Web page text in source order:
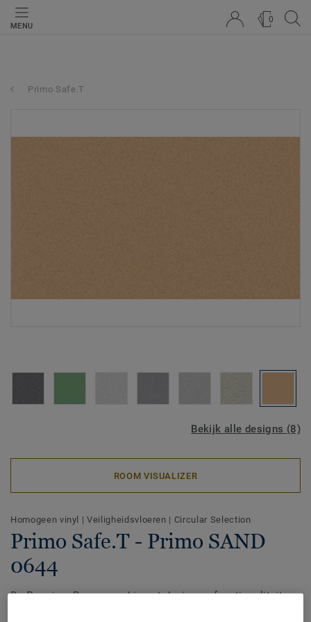
MENU
0
Primo Safe.T
Bekijk alle designs (8)
ROOM VISUALIZER
Homogeen vinyl |Veiligheidsvloeren | Circular Selection
Primo Safe.T - Primo SAND
0644
De Premium Range combineert design en functionaliteit,